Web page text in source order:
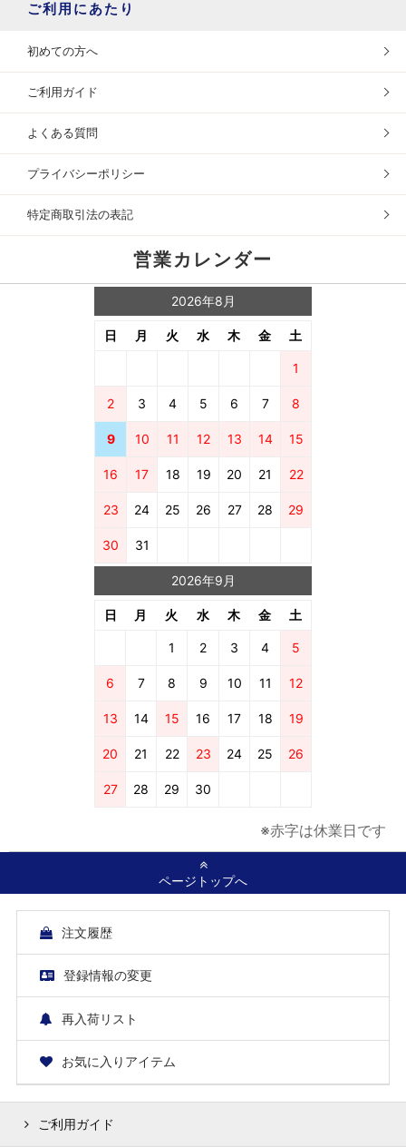
ご利用にあたり
初めての方へ
ご利用ガイド
よくある質問
プライバシーポリシー
特定商取引法の表記
営業カレンダー
2026年8月
日 月 火 水 木 金 土
1
2 3 4 5 6 7 8
9 10 11 12 13 14 15
16 17 18 19 20 21 22
23 24 25 26 27 28 29
30 31
2026年9月
日 月 火 水 木 金 土
1 2 3 4 5
6 7 8 9 10 11 12
13 14 15 16 17 18 19
20 21 22 23 24 25 26
27 28 29 30
※赤字は休業日です
ページトップへ
注文履歴
登録情報の変更
再入荷リスト
お気に入りアイテム
ご利用ガイド